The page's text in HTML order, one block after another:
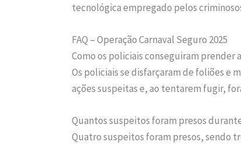
tecnológica empregado pelos
FAQ – Operação Carnaval Seguro 2025
Como os policiais conseguiram prender
Os policiais se disfarçaram de foliões e
ações suspeitas e, ao tentarem fugir,
Quantos suspeitos foram presos
Quatro suspeitos foram presos, sendo